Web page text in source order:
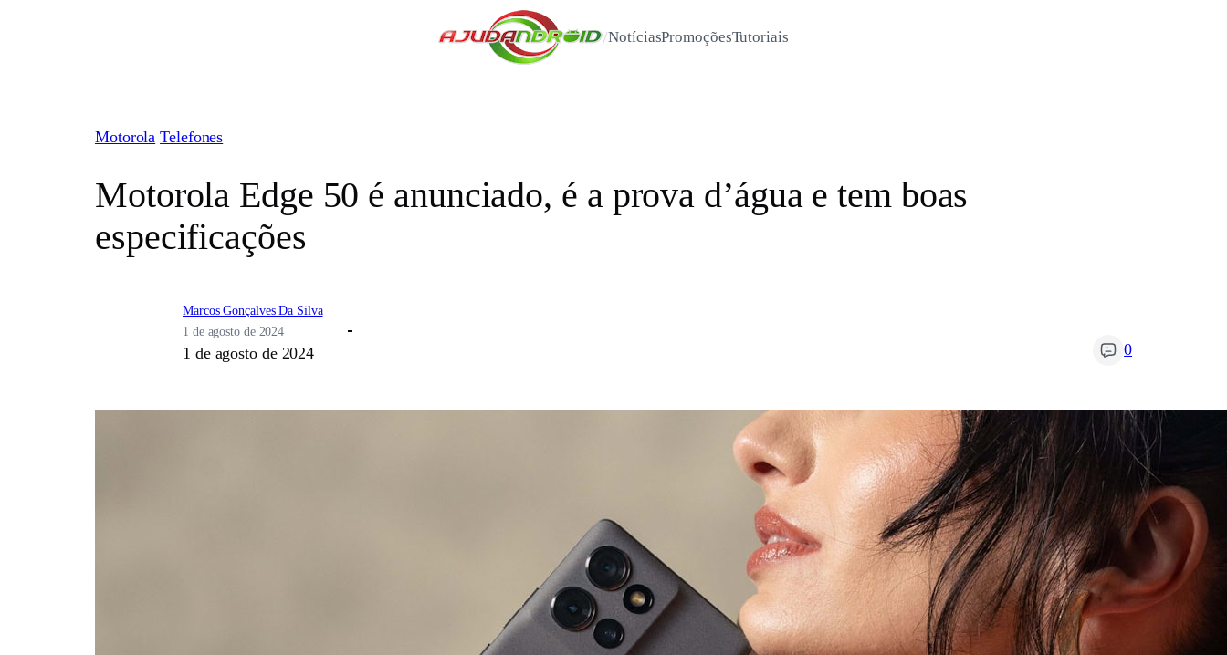
/NotíciasPromoçõesTutoriais
Motorola Telefones
Motorola Edge 50 é anunciado, é a prova d’água e tem boas
especificações
Marcos Gonçalves Da Silva
1 de agosto de 2024
1 de agosto de 2024 0